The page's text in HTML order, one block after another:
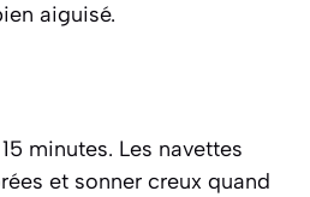
aiguisé.
minutes. Les navettes
et sonner creux quand